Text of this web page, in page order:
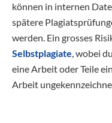
können in internen
spätere
werden. Ein grosses
Selbstplagiate, wobei
eine Arbeit oder Teile
Arbeit